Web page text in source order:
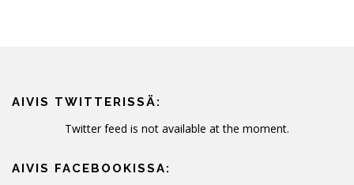
AIVIS TWITTERISSÄ:
Twitter feed is not available at the moment.
AIVIS FACEBOOKISSA: